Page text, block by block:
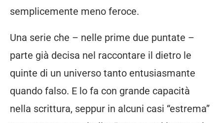
semplicemente meno feroce.
Una serie che – nelle prime due puntate –
parte già decisa nel raccontare il dietro le
quinte di un universo tanto entusiasmante
quando falso. E lo fa con grande capacità
nella scrittura, seppur in alcuni casi “estrema”